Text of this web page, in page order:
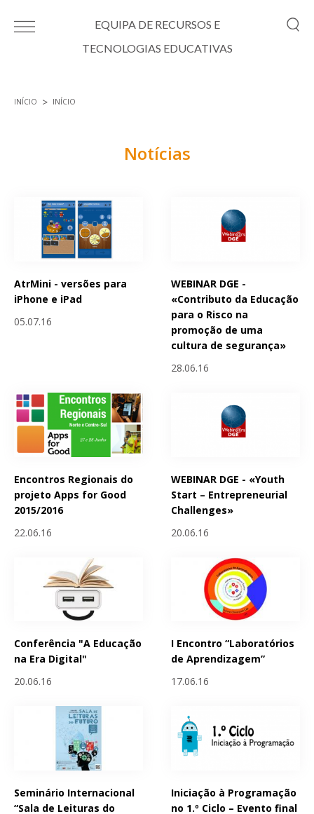
EQUIPA DE RECURSOS E
TECNOLOGIAS EDUCATIVAS
INÍCIO INÍCIO
Notícias
AtrMini - versões para
iPhone e iPad
05.07.16
WEBINAR DGE -
«Contributo da Educação
para o Risco na
promoção de uma
cultura de segurança»
28.06.16
Encontros Regionais do
projeto Apps for Good
2015/2016
22.06.16
WEBINAR DGE - «Youth
Start – Entrepreneurial
Challenges»
20.06.16
Conferência "A Educação
na Era Digital"
20.06.16
I Encontro “Laboratórios
de Aprendizagem”
17.06.16
Seminário Internacional
“Sala de Leituras do
Iniciação à Programação
no 1.º Ciclo – Evento final
Páginas